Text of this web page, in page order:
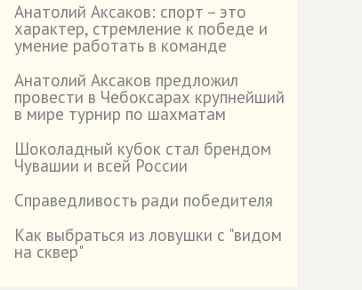
Анатолий Аксаков: спорт – это
характер, стремление к победе и
умение работать в команде
Анатолий Аксаков предложил
провести в Чебоксарах крупнейший
в мире турнир по шахматам
Шоколадный кубок стал брендом
Чувашии и всей России
Справедливость ради победителя
Как выбраться из ловушки с "видом
на сквер"